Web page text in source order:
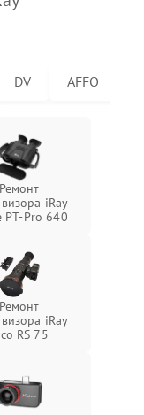
DV AFFO
Ремонт
iRay
PT-Pro 640
Ремонт
iRay
RS 75